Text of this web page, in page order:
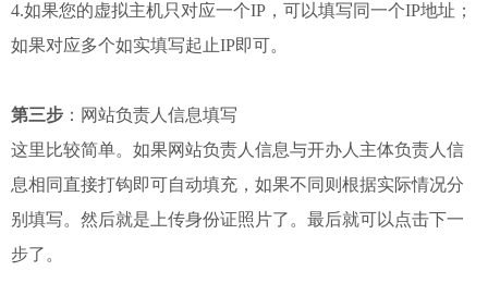
4.如果您的虚拟主机只对应一个IP，可以填写同一个IP地址；
如果对应多个如实填写起止IP即可。
第三步 ：网站负责人信息填写
这里比较简单。如果网站负责人信息与开办人主体负责人信
息相同直接打钩即可自动填充，如果不同则根据实际情况分
别填写。然后就是上传身份证照片了。最后就可以点击下一
步了。